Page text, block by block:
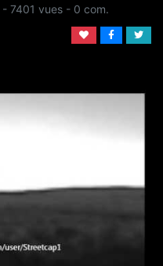
- 7401 vues - 0 com.